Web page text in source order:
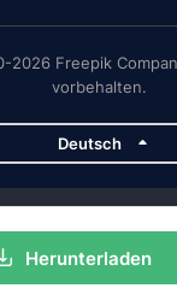
Herunterladen
Freepik
vorbehalten.
Deutsch
Flaticon